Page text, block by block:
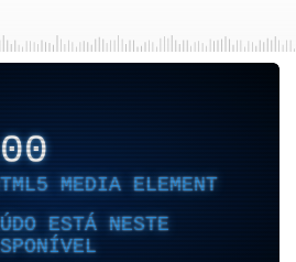
MEDIA ELEMENT
ESTÁ NESTE